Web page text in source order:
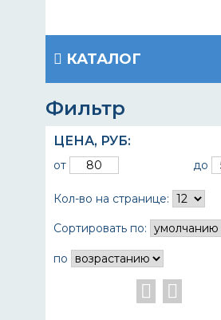
КАТАЛОГ
Фильтр
ЦЕНА, РУБ:
от до
Кол-во на странице:
Сортировать по:
по